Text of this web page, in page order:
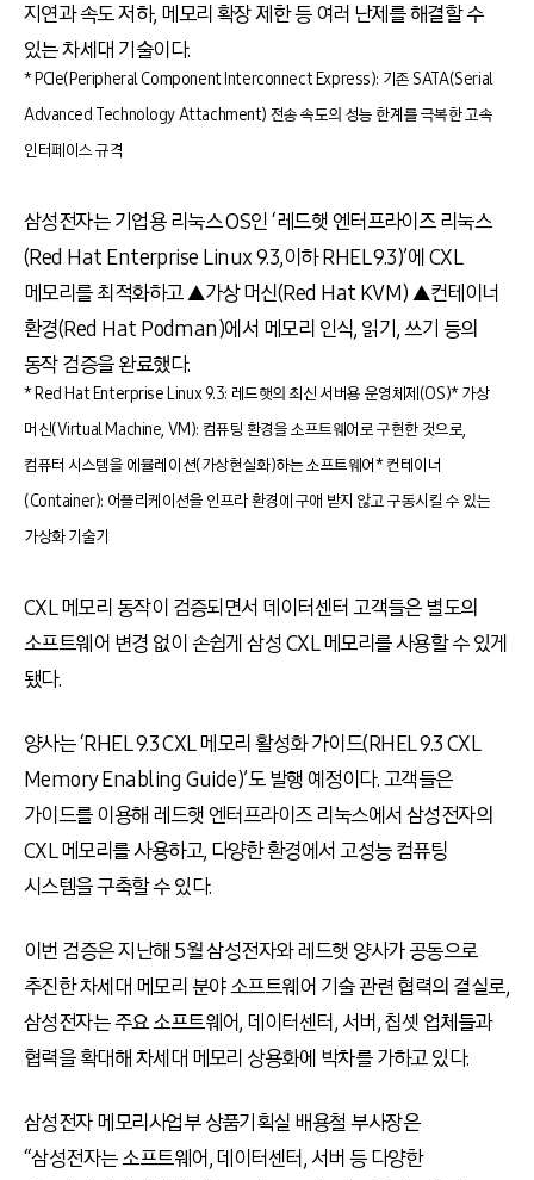
지연과 속도 저하, 메모리 확장 제한 등 여러 난제를 해결할 수
있는 차세대 기술이다.
* PCIe(Peripheral Component Interconnect Express): 기존 SATA(Serial
Advanced Technology Attachment) 전송 속도의 성능 한계를 극복한 고속
인터페이스 규격
삼성전자는 기업용 리눅스 OS인 ‘레드햇 엔터프라이즈 리눅스
(Red Hat Enterprise Linux 9.3,이하 RHEL 9.3)’에 CXL
메모리를 최적화하고 ▲가상 머신(Red Hat KVM) ▲컨테이너
환경(Red Hat Podman)에서 메모리 인식, 읽기, 쓰기 등의
동작 검증을 완료했다.
* Red Hat Enterprise Linux 9.3: 레드햇의 최신 서버용 운영체제(OS)* 가상
머신(Virtual Machine, VM): 컴퓨팅 환경을 소프트웨어로 구현한 것으로,
컴퓨터 시스템을 에뮬레이션(가상현실화)하는 소프트웨어* 컨테이너
(Container): 어플리케이션을 인프라 환경에 구애 받지 않고 구동시킬 수 있는
가상화 기술기
CXL 메모리 동작이 검증되면서 데이터센터 고객들은 별도의
소프트웨어 변경 없이 손쉽게 삼성 CXL 메모리를 사용할 수 있게
됐다.
양사는 ‘RHEL 9.3 CXL 메모리 활성화 가이드(RHEL 9.3 CXL
Memory Enabling Guide)’도 발행 예정이다. 고객들은
가이드를 이용해 레드햇 엔터프라이즈 리눅스에서 삼성전자의
CXL 메모리를 사용하고, 다양한 환경에서 고성능 컴퓨팅
시스템을 구축할 수 있다.
이번 검증은 지난해 5월 삼성전자와 레드햇 양사가 공동으로
추진한 차세대 메모리 분야 소프트웨어 기술 관련 협력의 결실로,
삼성전자는 주요 소프트웨어, 데이터센터, 서버, 칩셋 업체들과
협력을 확대해 차세대 메모리 상용화에 박차를 가하고 있다.
삼성전자 메모리사업부 상품기획실 배용철 부사장은
“삼성전자는 소프트웨어, 데이터센터, 서버 등 다양한